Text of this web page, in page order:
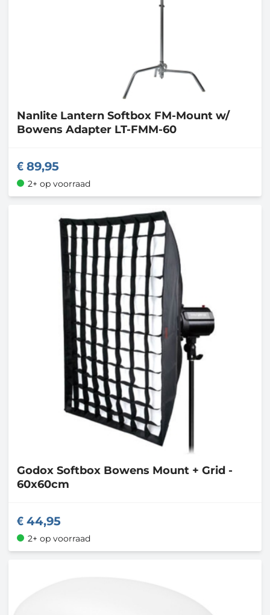
Nanlite Lantern Softbox FM-Mount w/
Bowens Adapter LT-FMM-60
89,95
2+ op voorraad
Godox Softbox Bowens Mount + Grid -
60x60cm
44,95
2+ op voorraad